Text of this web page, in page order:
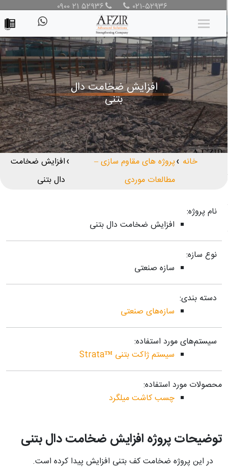
۰۲۱-۵۲۹۳۶ ۰۹۰۰ ۲۱ ۵۲۹۳۶
افزایش ضخامت دال
بتنی
خانه ❯ پروژه های مقاوم سازی –
مطالعات موردی
❯ افزایش ضخامت
دال بتنی
نام پروژه:
افزایش ضخامت دال بتنی
نوع سازه:
سازه صنعتی
دسته بندی:
سازه‌های صنعتی
سیستم‌های مورد استفاده:
سیستم ژاکت بتنی ™Strata
محصولات مورد استفاده:
چسب کاشت میلگرد
توضیحات پروژه افزایش ضخامت دال بتنی
در این پروژه ضخامت کف بتنی افزایش پیدا کرده است.